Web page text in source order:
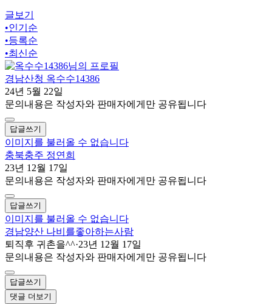
글보기
•인기순
•등록순
•최신순
경남산청 옥수수14386
24년 5월 22일
문의내용은 작성자와 판매자에게만 공유됩니다
답글쓰기
이미지를 불러올 수 없습니다
충북충주 정연희
23년 12월 17일
문의내용은 작성자와 판매자에게만 공유됩니다
답글쓰기
이미지를 불러올 수 없습니다
경남양산 나비를좋아하는사람
퇴직후 귀촌을^^·23년 12월 17일
문의내용은 작성자와 판매자에게만 공유됩니다
답글쓰기
댓글 더보기